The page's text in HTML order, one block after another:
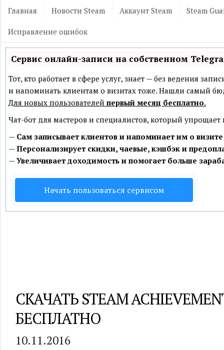
Главная Новости Steam Аккаунт Steam Steam
Исправление ошибок
Сервис онлайн-записи на собственном
Тот, кто работает в сфере услуг, знает — без ведения
и напоминать клиентам о визитах тоже. Нашли самый
Для новых пользователей первый месяц бесплатно.
Чат-бот для мастеров и специалистов, который
— Сам записывает клиентов и напоминает им о
—Персонализирует скидки, чаевые, кэшбэк и
—Увеличивает доходимость и помогает больше
Начать пользоваться сервисом
СКАЧАТЬ STEAM
БЕСПЛАТНО
10.11.2016